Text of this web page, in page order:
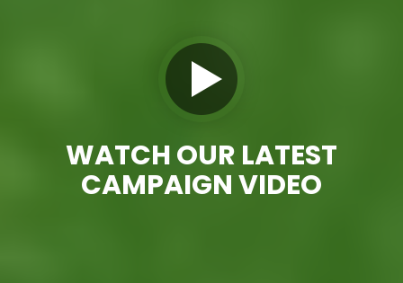
WATCH OUR LATEST
CAMPAIGN VIDEO